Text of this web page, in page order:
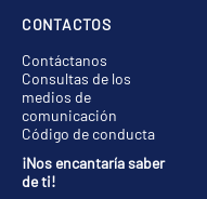
CONTACTOS
Contáctanos
Consultas de los
medios de
comunicación
Código de conducta
¡Nos encantaría saber
de ti!